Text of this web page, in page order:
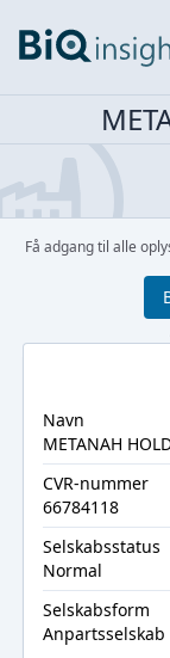
Få adgang til alle
Navn
METANAH
CVR-nummer
66784118
Selskabsstatus
Normal
Selskabsform
Anpartsselskab